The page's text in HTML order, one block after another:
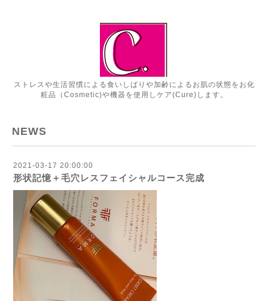
ストレスや生活習慣による食いしばりや加齢によるお肌の状態をお化
粧品（Cosmetic)や機器を使用しケア(Cure)します。
NEWS
2021-03-17 20:00:00
形状記憶＋毛穴レスフェイシャルコース完成